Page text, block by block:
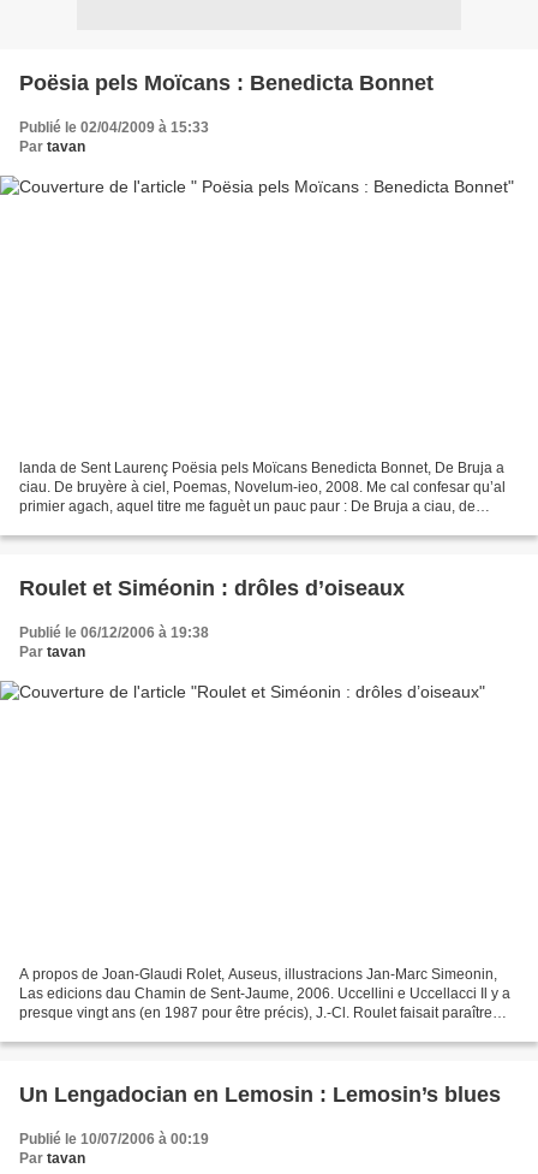
Poësia pels Moïcans : Benedicta Bonnet
Publié le 02/04/2009 à 15:33
Par tavan
landa de Sent Laurenç Poësia pels Moïcans Benedicta Bonnet, De Bruja a
ciau. De bruyère à ciel, Poemas, Novelum-ieo, 2008. Me cal confesar qu’al
primier agach, aquel titre me faguèt un pauc paur : De Bruja a ciau, de
Roulet et Siméonin : drôles d’oiseaux
Publié le 06/12/2006 à 19:38
Par tavan
A propos de Joan-Glaudi Rolet, Auseus, illustracions Jan-Marc Simeonin,
Las edicions dau Chamin de Sent-Jaume, 2006. Uccellini e Uccellacci Il y a
presque vingt ans (en 1987 pour être précis), J.-Cl. Roulet faisait paraître
Un Lengadocian en Lemosin : Lemosin’s blues
Publié le 10/07/2006 à 00:19
Par tavan